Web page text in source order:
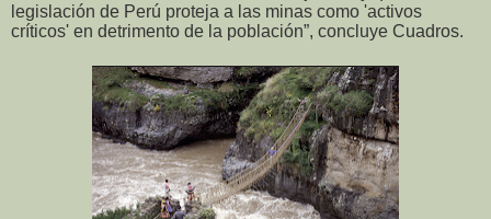
legislación de Perú proteja a las minas como 'activos
críticos' en detrimento de la población”, concluye Cuadros.